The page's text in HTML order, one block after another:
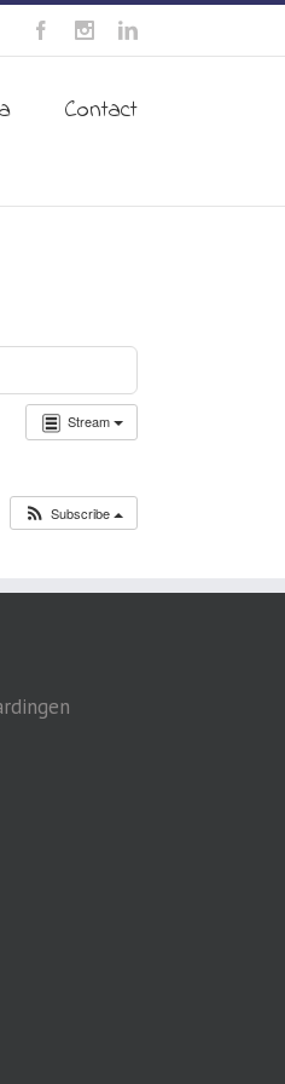
Contact
Stream
Subscribe